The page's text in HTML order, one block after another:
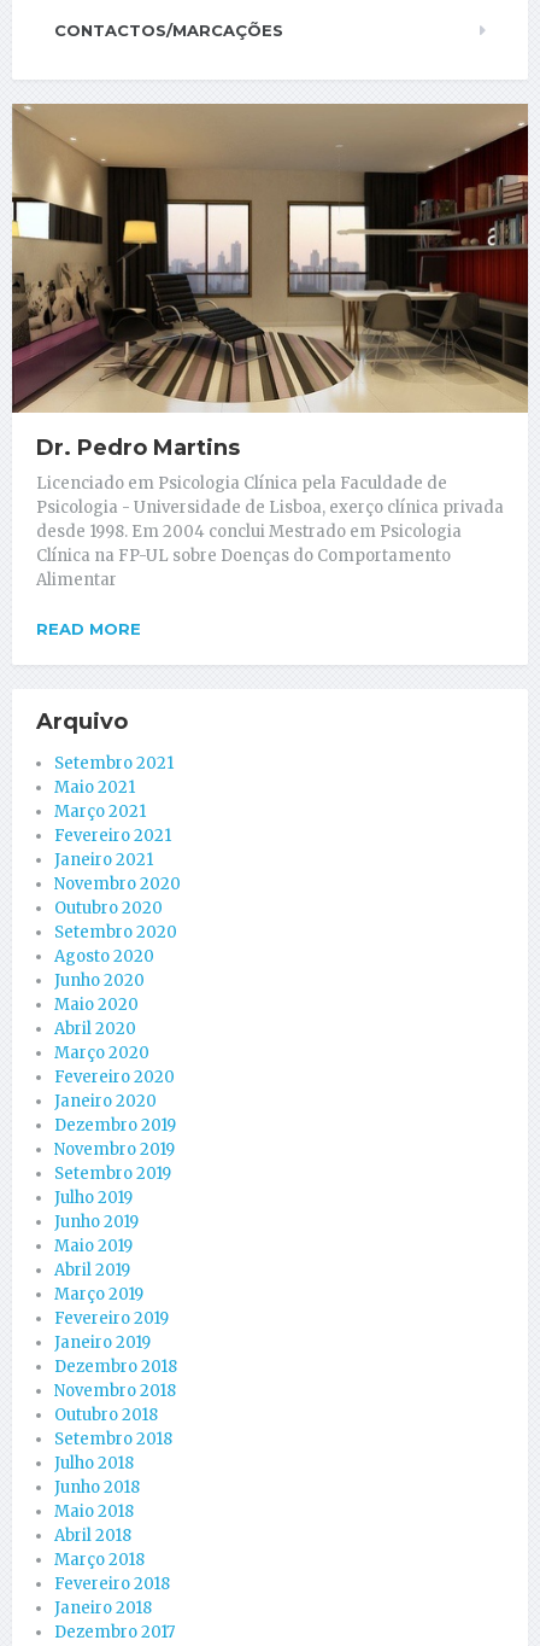
CONTACTOS/MARCAÇÕES
Dr. Pedro Martins
Licenciado em Psicologia Clínica pela Faculdade de
Psicologia - Universidade de Lisboa, exerço clínica privada
desde 1998. Em 2004 conclui Mestrado em Psicologia
Clínica na FP-UL sobre Doenças do Comportamento
Alimentar
READ MORE
Arquivo
Setembro 2021
Maio 2021
Março 2021
Fevereiro 2021
Janeiro 2021
Novembro 2020
Outubro 2020
Setembro 2020
Agosto 2020
Junho 2020
Maio 2020
Abril 2020
Março 2020
Fevereiro 2020
Janeiro 2020
Dezembro 2019
Novembro 2019
Setembro 2019
Julho 2019
Junho 2019
Maio 2019
Abril 2019
Março 2019
Fevereiro 2019
Janeiro 2019
Dezembro 2018
Novembro 2018
Outubro 2018
Setembro 2018
Julho 2018
Junho 2018
Maio 2018
Abril 2018
Março 2018
Fevereiro 2018
Janeiro 2018
Dezembro 2017